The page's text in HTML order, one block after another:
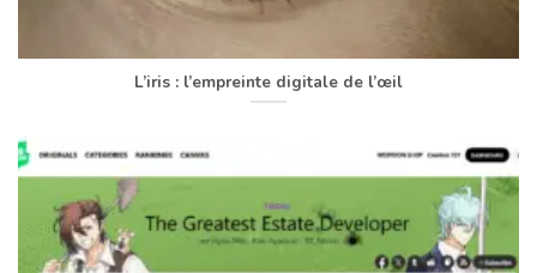
L’iris : l’empreinte digitale de l’œil